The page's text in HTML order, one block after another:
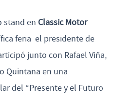
stand en Classic Motor
feria el presidente de
junto con Rafael Viña,
Quintana en una
del “Presente y el Futuro